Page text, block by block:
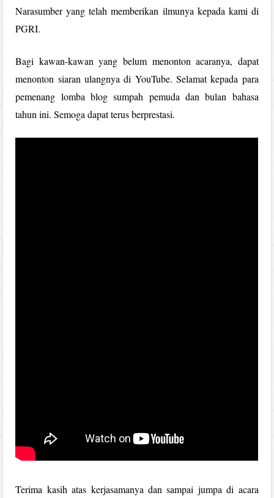
Narasumber yang telah memberikan ilmunya kepada kami di
PGRI.
Bagi kawan-kawan yang belum menonton acaranya, dapat
menonton siaran ulangnya di YouTube. Selamat kepada para
pemenang lomba blog sumpah pemuda dan bulan bahasa
tahun ini. Semoga dapat terus berprestasi.
Terima kasih atas kerjasamanya dan sampai jumpa di acara